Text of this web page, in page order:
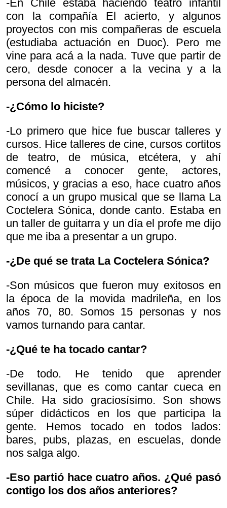
-En Chile estaba haciendo teatro infantil
con la compañía El acierto, y algunos
proyectos con mis compañeras de escuela
(estudiaba actuación en Duoc). Pero me
vine para acá a la nada. Tuve que partir de
cero, desde conocer a la vecina y a la
persona del almacén.
-¿Cómo lo hiciste?
-Lo primero que hice fue buscar talleres y
cursos. Hice talleres de cine, cursos cortitos
de teatro, de música, etcétera, y ahí
comencé a conocer gente, actores,
músicos, y gracias a eso, hace cuatro años
conocí a un grupo musical que se llama La
Coctelera Sónica, donde canto. Estaba en
un taller de guitarra y un día el profe me dijo
que me iba a presentar a un grupo.
-¿De qué se trata La Coctelera Sónica?
-Son músicos que fueron muy exitosos en
la época de la movida madrileña, en los
años 70, 80. Somos 15 personas y nos
vamos turnando para cantar.
-¿Qué te ha tocado cantar?
-De todo. He tenido que aprender
sevillanas, que es como cantar cueca en
Chile. Ha sido graciosísimo. Son shows
súper didácticos en los que participa la
gente. Hemos tocado en todos lados:
bares, pubs, plazas, en escuelas, donde
nos salga algo.
-Eso partió hace cuatro años. ¿Qué pasó
contigo los dos años anteriores?